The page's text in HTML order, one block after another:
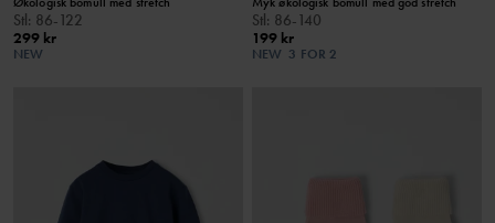
Stl: 86-122
299 kr
NEW
Stl: 86-140
199 kr
NEW 3 FOR 2